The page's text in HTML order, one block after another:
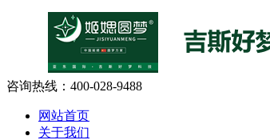
咨询热线： 400-028-9488
网站首页
关于我们